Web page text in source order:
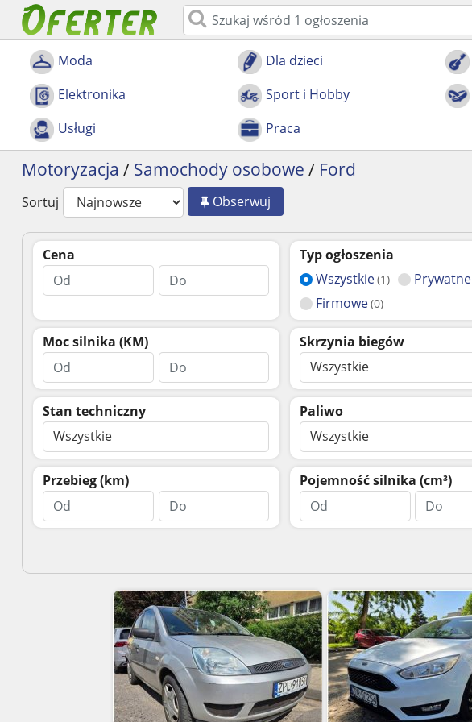
Moda Dla dzieci
Elektronika
Sport i Hobby
Usługi
Praca
Motoryzacja / Samochody osobowe / Ford
Sortuj Obserwuj
Cena
Typ ogłoszenia
Wszystkie(1) Prywatne
Firmowe(0)
Moc silnika (KM)
Skrzynia biegów
Wszystkie
Stan techniczny
Wszystkie
Paliwo
Wszystkie
Przebieg (km) Pojemność silnika (cm³)